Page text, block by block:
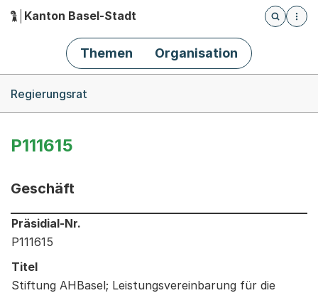
Hauptnavigation
Kanton Basel-Stadt
Öffnet
Themen Organisation
Regierungsrat
P111615
Geschäft
Informationen zum Ausgewählten Geschäft
Präsidial-Nr.
P111615
Titel
Stiftung AHBasel; Leistungsvereinbarung für die